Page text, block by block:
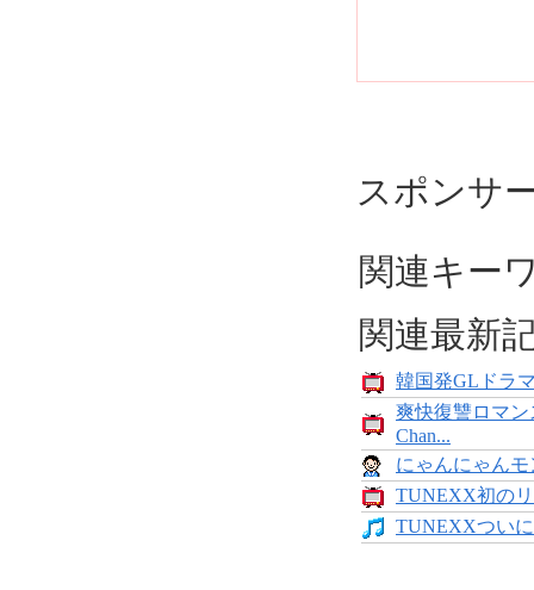
スポンサ
関連キー
関連最新
韓国発GLドラ
爽快復讐ロマ
Chan...
にゃんにゃん
TUNEXX初の
TUNEXXつい